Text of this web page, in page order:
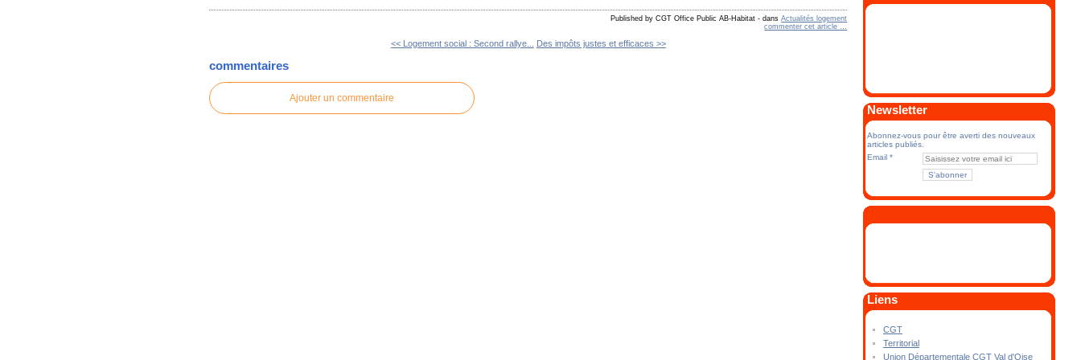
Published by CGT Office Public AB-Habitat - dansActualités logement
commenter cet article …
<< Logement social : Second rallye... Des impôts justes et efficaces >>
commentaires
Ajouter un commentaire
Newsletter
Abonnez-vous pour être averti des nouveaux
articles publiés.
Email
Liens
CGT
Territorial
Union Départementale CGT Val d'Oise